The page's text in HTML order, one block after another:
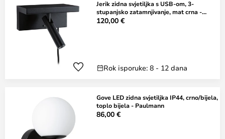
Jerik zidna svjetiljka s USB-om, 3-
stupanjsko zatamnjivanje, mat crna -
Paulmann
120,00 €
Rok isporuke: 8 - 12 dana
Gove LED zidna svjetiljka IP44, crno/bijela,
toplo bijela - Paulmann
86,00 €